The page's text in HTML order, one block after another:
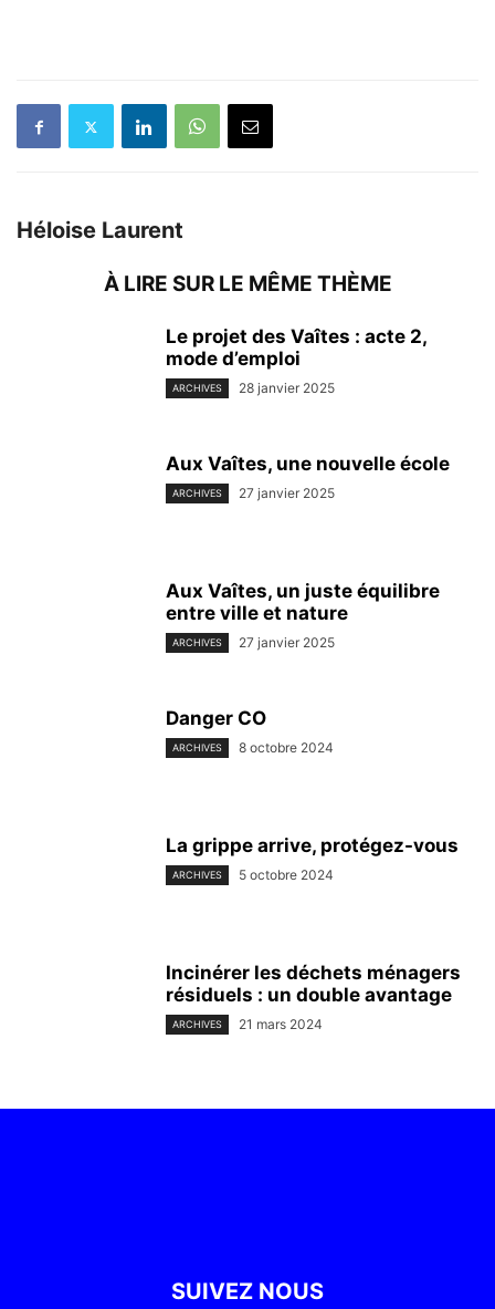
Héloise Laurent
À LIRE SUR LE MÊME THÈME
Le projet des Vaîtes : acte 2,
mode d’emploi
ARCHIVES 28 janvier 2025
Aux Vaîtes, une nouvelle école
ARCHIVES 27 janvier 2025
Aux Vaîtes, un juste équilibre
entre ville et nature
ARCHIVES 27 janvier 2025
Danger CO
ARCHIVES 8 octobre 2024
La grippe arrive, protégez-vous
ARCHIVES 5 octobre 2024
Incinérer les déchets ménagers
résiduels : un double avantage
ARCHIVES 21 mars 2024
SUIVEZ NOUS